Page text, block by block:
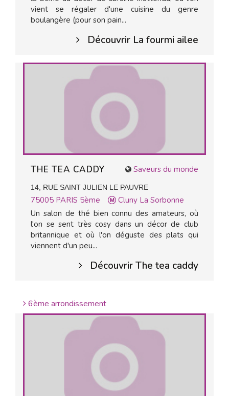
vient se régaler d'une cuisine du genre
boulangère (pour son pain...
Découvrir La fourmi ailee
Saveurs du monde
THE TEA CADDY
14, RUE SAINT JULIEN LE PAUVRE
75005 PARIS 5ème
Cluny La Sorbonne
Un salon de thé bien connu des amateurs, où
l'on se sent très cosy dans un décor de club
britannique et où l'on déguste des plats qui
viennent d'un peu...
Découvrir The tea caddy
6ème arrondissement